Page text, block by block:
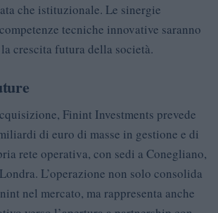
che istituzionale. Le sinergie
tecniche innovative saranno
crescita futura della società.
Finint Investments prevede
di euro di masse in gestione e di
rete operativa, con sedi a Conegliano,
L’operazione non solo consolida
nel mercato, ma rappresenta anche